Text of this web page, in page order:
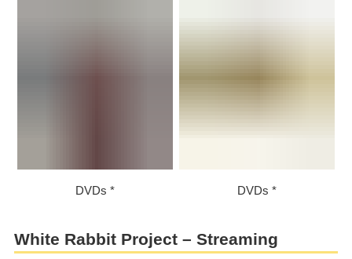
DVDs DVDs
White Rabbit Project – Streaming